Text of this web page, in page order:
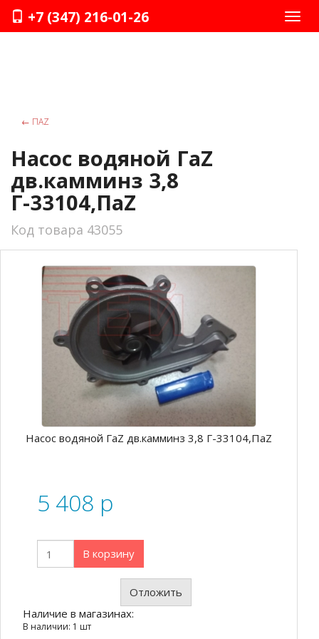
+7 (347) 216-01-26
← ПАZ
Насос водяной ГаZ
дв.камминз 3,8
Г-33104,ПаZ
Код товара 43055
Насос водяной ГаZ дв.камминз 3,8 Г-33104,ПаZ
5 408 p
В корзину
Отложить
Наличие в магазинах:
В наличии: 1 шт